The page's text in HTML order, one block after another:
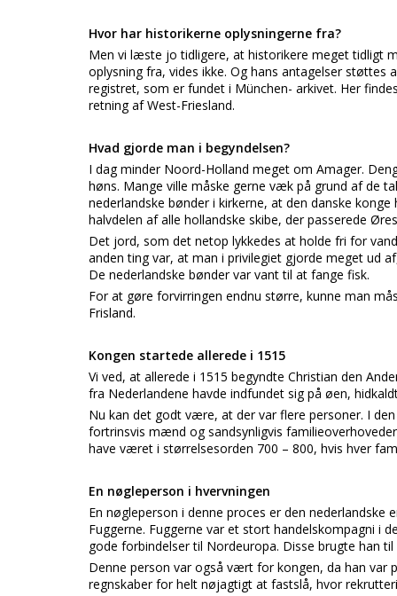
Hvor har historikerne oplysningerne fra?
Men vi læste jo tidligere, at historikere meget tidligt
oplysning fra, vides ikke. Og hans antagelser støttes
registret, som er fundet i München- arkivet. Her
retning af West-Friesland.
Hvad gjorde man i begyndelsen?
I dag minder Noord-Holland meget om Amager.
høns. Mange ville måske gerne væk på grund af de
nederlandske bønder i kirkerne, at den danske
halvdelen af alle hollandske skibe, der passerede
Det jord, som det netop lykkedes at holde fri for
anden ting var, at man i privilegiet gjorde meget ud
De nederlandske bønder var vant til at fange fisk.
For at gøre forvirringen endnu større, kunne man
Frisland.
Kongen startede allerede i 1515
Vi ved, at allerede i 1515 begyndte Christian den
fra Nederlandene havde indfundet sig på øen,
Nu kan det godt være, at der var flere personer. I
fortrinsvis mænd og sandsynligvis
have været i størrelsesorden 700 – 800, hvis hver
En nøgleperson i hvervningen
En nøgleperson i denne proces er den
Fuggerne. Fuggerne var et stort handelskompagni i
gode forbindelser til Nordeuropa. Disse brugte han
Denne person var også vært for kongen, da han var
regnskaber for helt nøjagtigt at fastslå, hvor